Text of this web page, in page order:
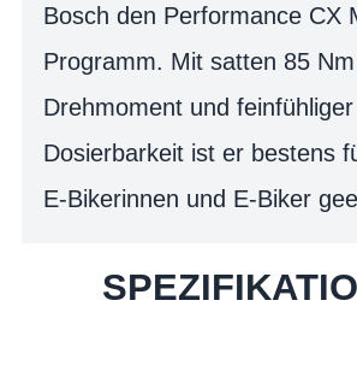
Bosch den Performance CX
Programm. Mit satten 85 Nm
Drehmoment und feinfühliger
Dosierbarkeit ist er bestens
E-Bikerinnen und E-Biker